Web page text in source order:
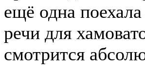
ещё одна
речи для
смотрится